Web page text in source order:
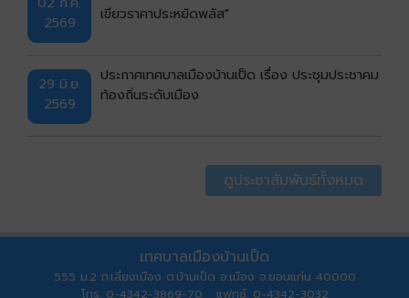
2569
เขียวราคาประหยัดพลัส"
29 มิ.ย.
2569
ประกาศเทศบาลเมืองบ้านเป็ด เรื่อง ประชุมประชาคม
ท้องถิ่นระดับเมือง
ดูประชาสัมพันธ์ทั้งหมด
เทศบาลเมืองบ้านเป็ด
555 ม.2 ถ.เลี่ยงเมือง ต.บ้านเป็ด อ.เมือง จ.ขอนแก่น 40000
โทร. 0-4342-3869-70 แฟกซ์. 0-4342-3032